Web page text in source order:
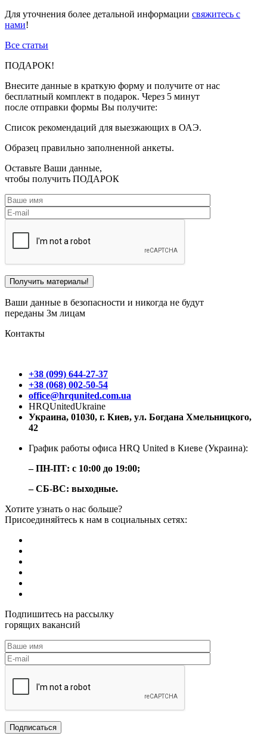
Для уточнения более детальной информации свяжитесь с
нами!
Все статьи
ПОДАРОК!
Внесите данные в краткую форму и получите от нас
бесплатный комплект в подарок. Через 5 минут
после отправки формы Вы получите:
Список рекомендаций для выезжающих в ОАЭ.
Образец правильно заполненной анкеты.
Оставьте Ваши данные,
чтобы получить ПОДАРОК
Ваши данные в безопасности и никогда не будут
переданы 3м лицам
Контакты
+38 (099) 644-27-37
+38 (068) 002-50-54
office@hrqunited.com.ua
HRQUnitedUkraine
Украина, 01030, г. Киев, ул. Богдана Хмельницкого,
42
График работы офиса HRQ United в Киеве (Украина):
– ПН-ПТ: с 10:00 до 19:00;
– СБ-ВС: выходные.
Хотите узнать о нас больше?
Присоединяйтесь к нам в социальных сетях:
Подпишитесь на рассылку
горящих вакансий